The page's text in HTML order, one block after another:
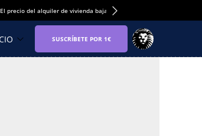
El precio del alquiler de vivienda baja por primera vez